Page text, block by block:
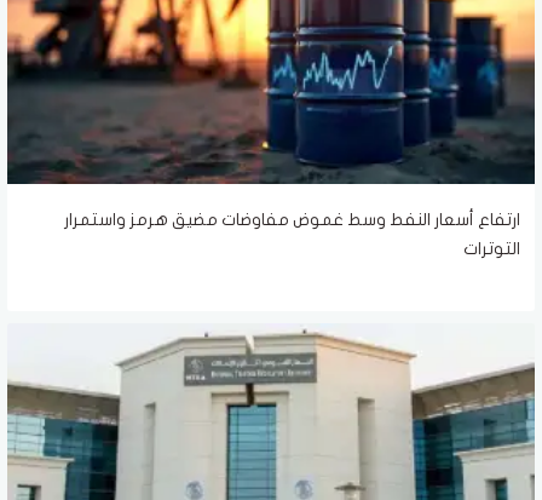
ارتفاع أسعار النفط وسط غموض مفاوضات مضيق هرمز واستمرار
التوترات